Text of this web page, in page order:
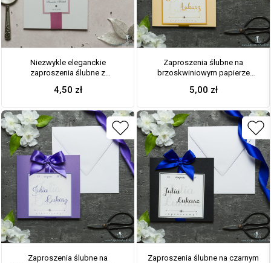
Niezwykle eleganckie
zaproszenia ślubne z
tekstowym, cyrkonią, różową
wnętrzem. ZAP-63-93
4,50 zł
Zaproszenia ślubne na
brzoskwiniowym papierze
kolorze pomarańczowo-złotym
wnętrzem. ZAP-61-12
5,00 zł
Zaproszenia ślubne na
Zaproszenia ślubne na czarnym